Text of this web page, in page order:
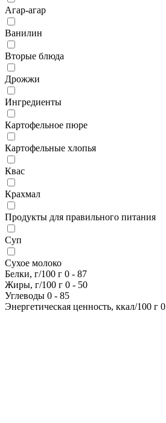
Агар-агар
Ванилин
Вторые блюда
Дрожжи
Ингредиенты
Картофельное пюре
Картофельные хлопья
Квас
Крахмал
Продукты для правильного питания
Суп
Сухое молоко
Белки, г/100 г 0 - 87
Жиры, г/100 г 0 - 50
Углеводы 0 - 85
Энергетическая ценность, ккал/100 г 0